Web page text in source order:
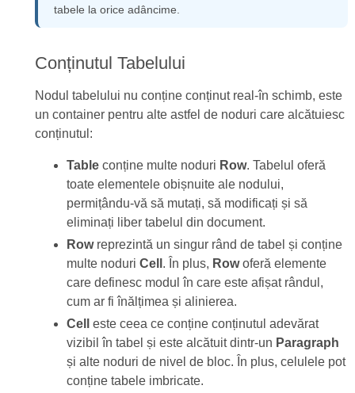
tabele la orice adâncime.
Conținutul Tabelului
Nodul tabelului nu conține conținut real-în schimb, este
un container pentru alte astfel de noduri care alcătuiesc
conținutul:
Tableconține multe noduri Row. Tabelul oferă
toate elementele obișnuite ale nodului,
permițându-vă să mutați, să modificați și să
eliminați liber tabelul din document.
Rowreprezintă un singur rând de tabel și conține
multe noduri Cell . În plus, Rowoferă elemente
care definesc modul în care este afișat rândul,
cum ar fi înălțimea și alinierea.
Cell
este ceea ce conține conținutul adevărat
vizibil în tabel și este alcătuit dintr-un Paragraph
și alte noduri de nivel de bloc. În plus, celulele pot
conține tabele imbricate.